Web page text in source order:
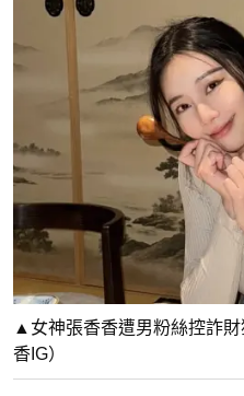
▲女神張香香遭男粉絲控詐
香IG）